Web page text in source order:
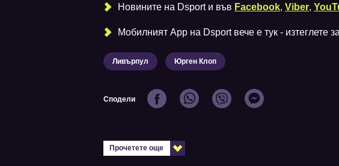
Новините на Dsport и във Facebook, Viber,
Мобилният Аpp на Dsport вече е тук - изтеглете за
Ливърпул Юрген Клоп
Сподели
Прочетете още